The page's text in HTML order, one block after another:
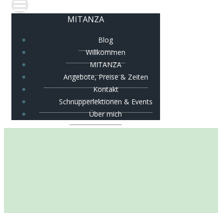
MITANZA
Blog
Willkommen
MITANZA
Angebote, Preise & Zeiten
Kontakt
Schnupperlektionen & Events
Über mich